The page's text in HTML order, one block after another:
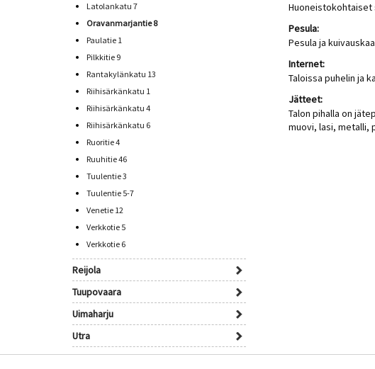
Latolankatu 7
Oravanmarjantie 8
Paulatie 1
Pilkkitie 9
Rantakylänkatu 13
Riihisärkänkatu 1
Riihisärkänkatu 4
Riihisärkänkatu 6
Ruoritie 4
Ruuhitie 46
Tuulentie 3
Tuulentie 5-7
Venetie 12
Verkkotie 5
Verkkotie 6
Reijola
Tuupovaara
Uimaharju
Utra
Huoneistokohtaiset
Pesula:
Pesula ja
Internet:
Taloissa puhelin ja
Jätteet:
Talon pihalla on
muovi, lasi, metalli,